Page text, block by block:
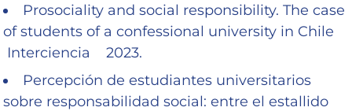
Prosociality and social responsibility. The case
of students of a confessional university in Chile
Interciencia 2023.
Percepción de estudiantes universitarios
sobre responsabilidad social: entre el estallido